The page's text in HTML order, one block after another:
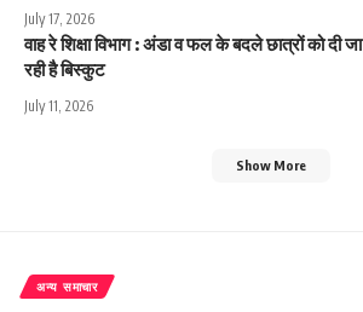
July 17, 2026
वाह रे शिक्षा विभाग : अंडा व फल के बदले छात्रों को दी जा
रही है बिस्कुट
July 11, 2026
Show More
अन्य समाचार